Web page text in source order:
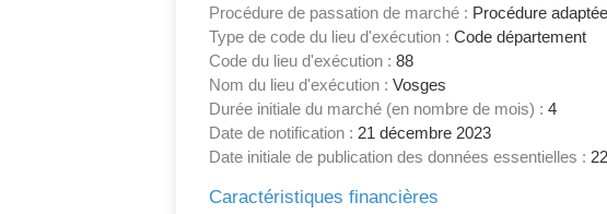
Procédure de passation de marché : Procédure adaptée
Type de code du lieu d'exécution : Code département
Code du lieu d'exécution : 88
Nom du lieu d'exécution : Vosges
Durée initiale du marché (en nombre de mois) : 4
Date de notification : 21 décembre 2023
Date initiale de publication des données essentielles :
Caractéristiques financières